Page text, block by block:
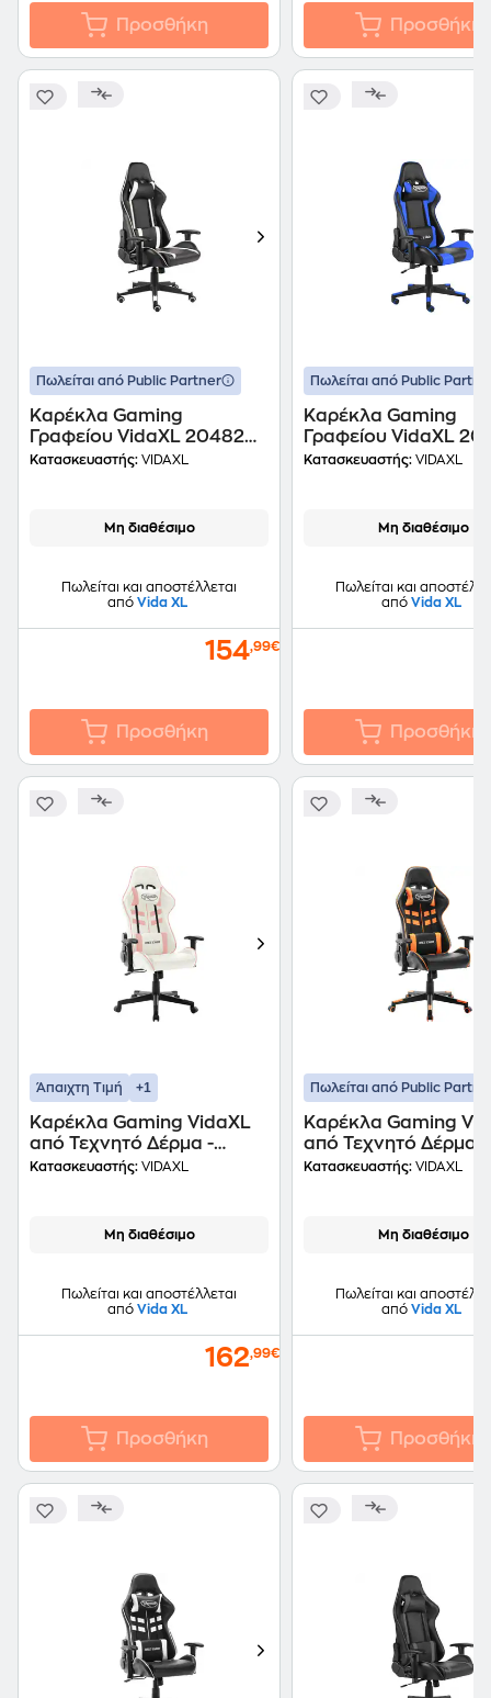
Προσθήκη Προσθήκη
Πωλείται από Public Partner
Καρέκλα Gaming
Γραφείου VidaXL 20482
από Τεχνητό Δέρμα -
Κατασκευαστής: VIDAXL
Μη διαθέσιμο
Πωλείται και αποστέλλεται
από Vida XL
154,99€
Προσθήκη
Πωλείται από Public
Καρέκλα Gaming
Γραφείου VidaXL
από Τεχνητό Δέρμα
Κατασκευαστής: VIDAXL
Μη διαθέσιμο
Πωλείται και
από Vida XL
Προσθήκη
Άπαιχτη Τιμή +1
Καρέκλα Gaming VidaXL
από Τεχνητό Δέρμα -
Λευκή/Ροζ
Κατασκευαστής: VIDAXL
Μη διαθέσιμο
Πωλείται και αποστέλλεται
από Vida XL
162,99€
Προσθήκη
Πωλείται από Public
Καρέκλα Gaming
από Τεχνητό Δέρμα -
Μαύρη/Πορτοκαλί
Κατασκευαστής: VIDAXL
Μη διαθέσιμο
Πωλείται και
από Vida XL
Προσθήκη